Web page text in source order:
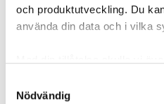
och produktutveckling. Du
använda din data och i vilka
som kan ha en
Nödvändig
Därför rev
”PÅ PLATSi Uppsala för att
i hela lägenheten.”